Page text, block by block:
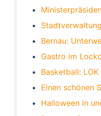
Bernau:
Gastro im
Basketball:
Einen schönen
Halloween in